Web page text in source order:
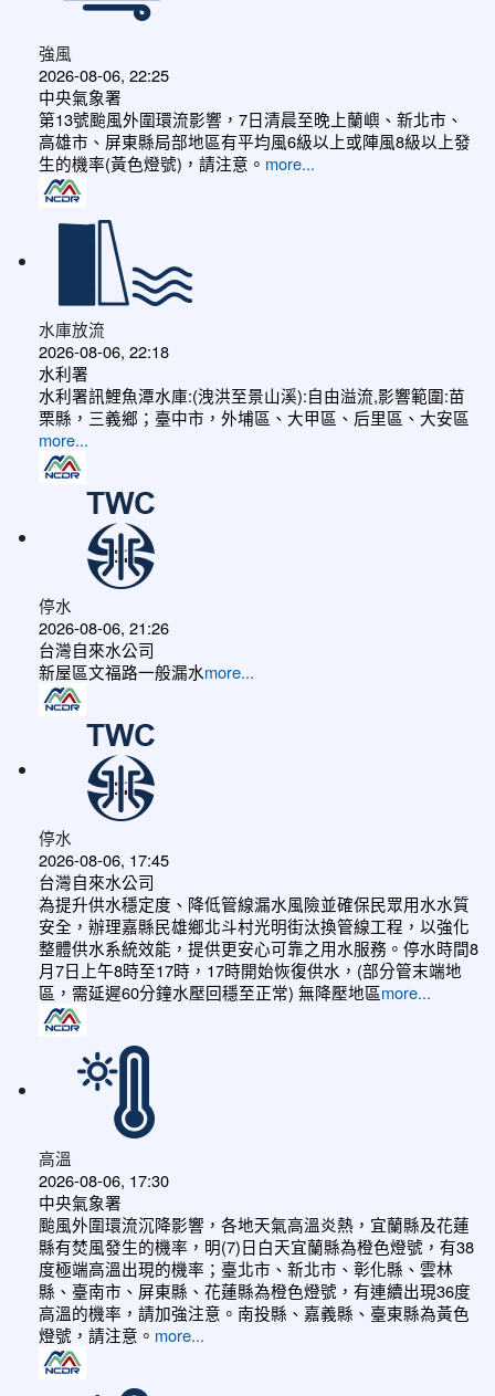
強風
2026-08-06, 22:25
中央氣象署
第13號颱風外圍環流影響，7日清晨至晚上蘭嶼、新北市、
高雄市、屏東縣局部地區有平均風6級以上或陣風8級以上發
生的機率(黃色燈號)，請注意。 more...
水庫放流
2026-08-06, 22:18
水利署
水利署訊鯉魚潭水庫:(洩洪至景山溪):自由溢流,影響範圍:苗
栗縣，三義鄉；臺中市，外埔區、大甲區、后里區、大安區
more...
停水
2026-08-06, 21:26
台灣自來水公司
新屋區文福路一般漏水more...
停水
2026-08-06, 17:45
台灣自來水公司
為提升供水穩定度、降低管線漏水風險並確保民眾用水水質
安全，辦理嘉縣民雄鄉北斗村光明街汰換管線工程，以強化
整體供水系統效能，提供更安心可靠之用水服務。停水時間8
月7日上午8時至17時，17時開始恢復供水，(部分管末端地
區，需延遲60分鐘水壓回穩至正常) 無降壓地區more...
高溫
2026-08-06, 17:30
中央氣象署
颱風外圍環流沉降影響，各地天氣高溫炎熱，宜蘭縣及花蓮
縣有焚風發生的機率，明(7)日白天宜蘭縣為橙色燈號，有38
度極端高溫出現的機率；臺北市、新北市、彰化縣、雲林
縣、臺南市、屏東縣、花蓮縣為橙色燈號，有連續出現36度
高溫的機率，請加強注意。南投縣、嘉義縣、臺東縣為黃色
燈號，請注意。 more...